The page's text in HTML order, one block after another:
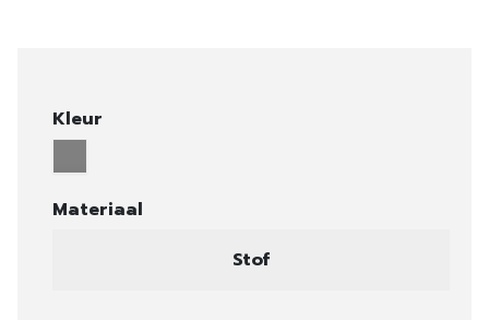
Kleur
Materiaal
Stof